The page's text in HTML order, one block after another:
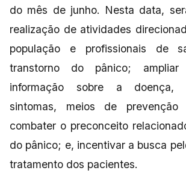
do mês de junho. Nesta data,
realização de atividades
população e profissionais de
transtorno do pânico;
informação sobre a doença,
sintomas, meios de prevenção
combater o preconceito
do pânico; e, incentivar a busca
tratamento dos pacientes.